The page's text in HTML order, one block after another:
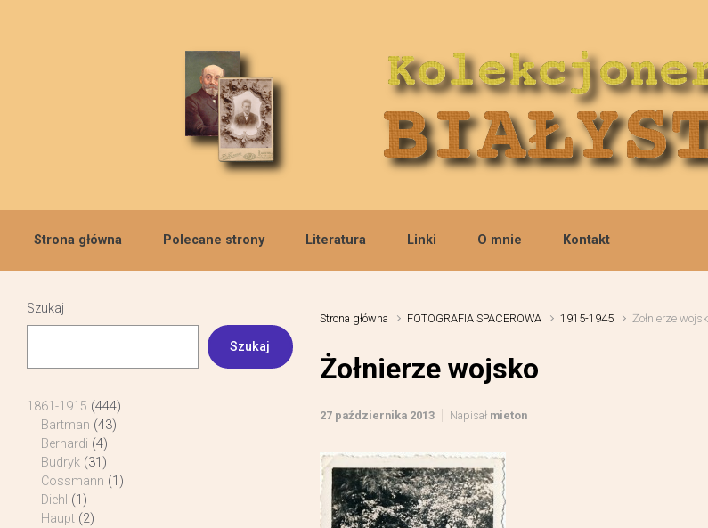
Strona główna Polecane strony Literatura Linki O mnie Kontakt
Strona główna FOTOGRAFIA SPACEROWA 1915-1945 Żołnierze
Żołnierze wojsko
27 października 2013 Napisał mieton
Szukaj
Szukaj
1861-1915 (444)
Bartman (43)
Bernardi (4)
Budryk (31)
Cossmann (1)
Diehl (1)
Haupt (2)